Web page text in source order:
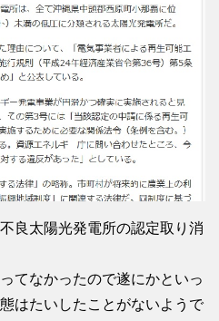
良太陽光発電所の認定取り消
てなかったので遂にかといっ
はたいしたことがないようで